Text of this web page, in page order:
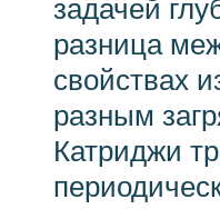
задачей
разница
свойствах
разным
Катриджи